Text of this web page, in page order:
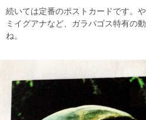
続いては定番のポストカードです。
ミイグアナなど、ガラパゴス特有の
ね。